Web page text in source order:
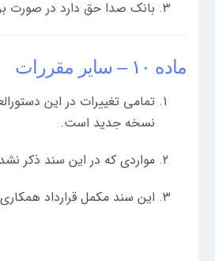
بانک صدا حق دارد در صورت
ماده ۱۰ – سایر مقررات
تمامی تغییرات در این
نسخه جدید است.
مواردی که در این سند ذکر
این سند مکمل قرارداد